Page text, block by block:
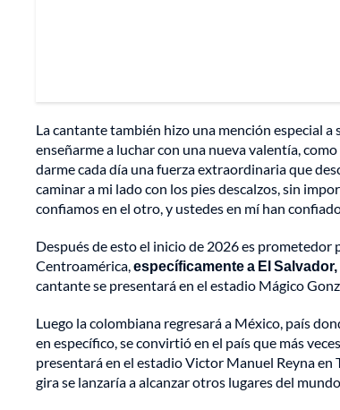
La cantante también hizo una mención especial a
enseñarme a luchar con una nueva valentía,
darme cada día una fuerza extraordinaria que
caminar a mi lado con los pies descalzos, sin
confiamos en el otro, y ustedes en mí han
Después de esto el inicio de 2026 es prometedor
Centroamérica,específicamente a El
cantante se presentará en el estadio Mágico
Luego la colombiana regresará a México, país
en específico, se convirtió en el país que más
presentará en el estadio Victor Manuel Reyna en
gira se lanzaría a alcanzar otros lugares del